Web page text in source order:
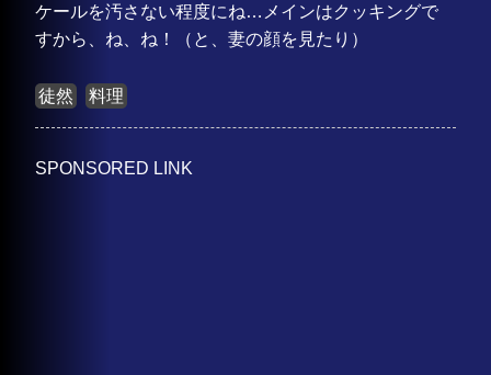
ケールを汚さない程度にね…メインはクッキングで
すから、ね、ね！（と、妻の顔を見たり）
徒然 料理
SPONSORED LINK